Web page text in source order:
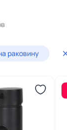
раковину